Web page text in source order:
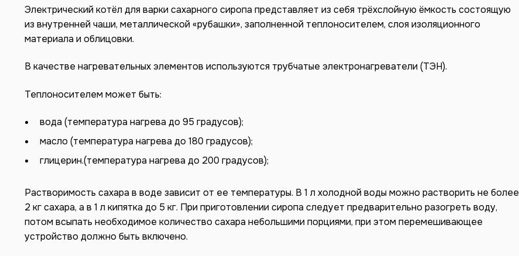
Электрический котёл для варки сахарного сиропа представляет из себя трёхслойную ёмкость состоящую
из внутренней чаши, металлической «рубашки», заполненной теплоносителем, слоя изоляционного
материала и облицовки.
В качестве нагревательных элементов используются трубчатые электронагреватели (ТЭН).
Теплоносителем может быть:
вода (температура нагрева до 95 градусов);
масло (температура нагрева до 180 градусов);
глицерин.(температура нагрева до 200 градусов);
Растворимость сахара в воде зависит от ее температуры. В 1 л холодной воды можно растворить не более
2 кг сахара, а в 1 л кипятка до 5 кг. При приготовлении сиропа следует предварительно разогреть воду,
потом всыпать необходимое количество сахара небольшими порциями, при этом перемешивающее
устройство должно быть включено.